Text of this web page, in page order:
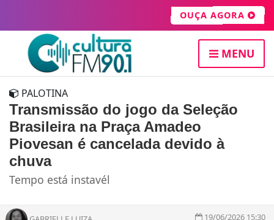
OUÇA AGORA
MENU
PALOTINA
Transmissão do jogo da Seleção
Brasileira na Praça Amadeo
Piovesan é cancelada devido à
chuva
Tempo está instavél
19/06/2026 15:30